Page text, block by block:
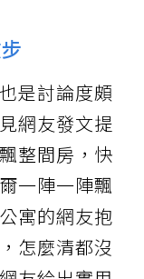
是討論度頗
網友發文提
整間房，快
一陣一陣飄
寓的網友抱
怎麼清都沒